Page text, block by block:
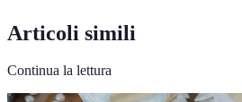
Articoli simili
Continua la lettura